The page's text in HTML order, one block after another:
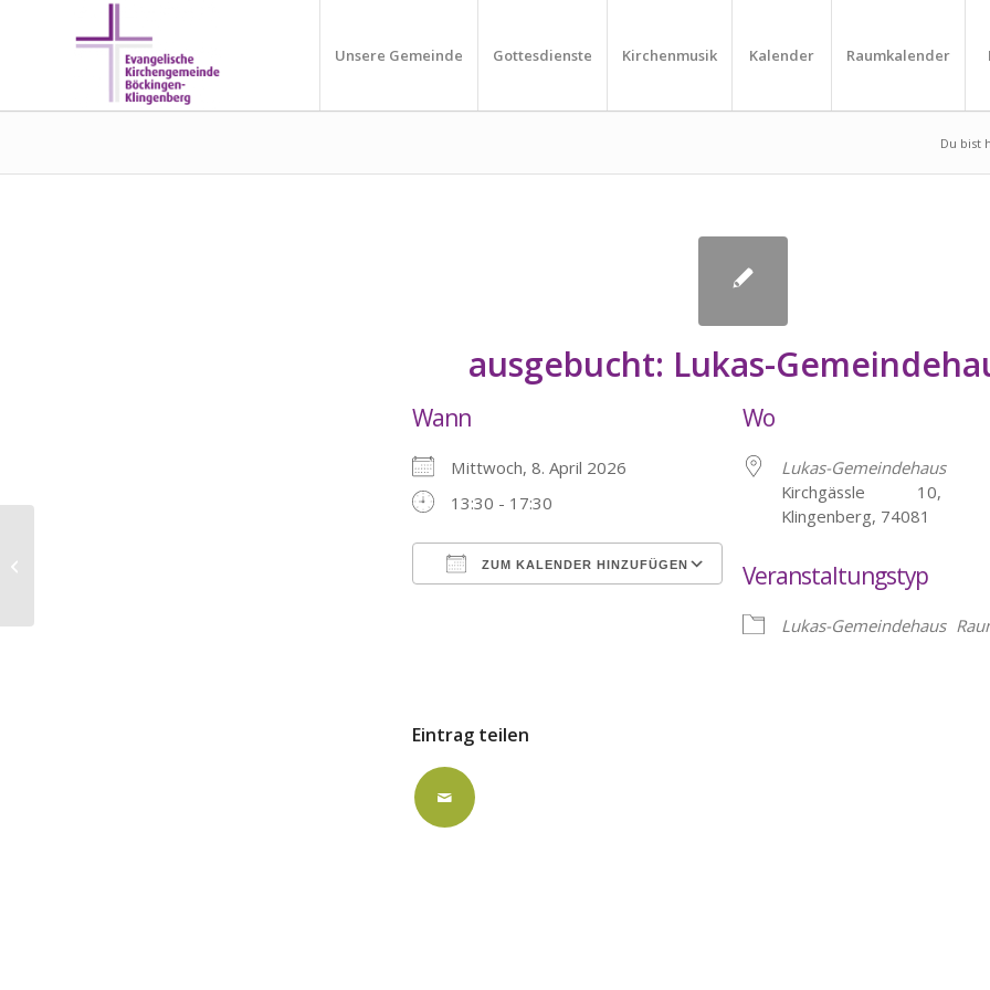
Unsere Gemeinde Gottesdienste Kirchenmusik Kalender Raumkalender
Du bist
ausgebucht: Lukas-
Wann
Mittwoch, 8. April 2026
13:30 - 17:30
ZUM KALENDER HINZUFÜGEN
Wo
Lukas-Gemeindehaus
Kirchgässle 10,
Klingenberg, 74081
Veranstaltungstyp
Lukas-Gemeindehaus
Eintrag teilen